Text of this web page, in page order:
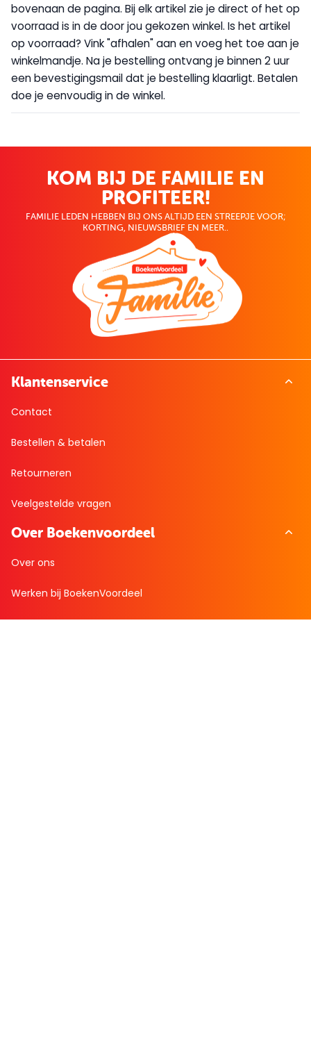
bovenaan de pagina. Bij elk artikel zie je direct of het op
voorraad is in de door jou gekozen winkel. Is het artikel
op voorraad? Vink "afhalen" aan en voeg het toe aan je
winkelmandje. Na je bestelling ontvang je binnen 2 uur
een bevestigingsmail dat je bestelling klaarligt. Betalen
doe je eenvoudig in de winkel.
KOM BIJ DE FAMILIE EN
PROFITEER!
FAMILIE LEDEN HEBBEN BIJ ONS ALTIJD EEN STREEPJE VOOR;
KORTING, NIEUWSBRIEF EN MEER..
Klantenservice
Contact
Bestellen & betalen
Retourneren
Veelgestelde vragen
Over Boekenvoordeel
Over ons
Werken bij BoekenVoordeel
Nieuws